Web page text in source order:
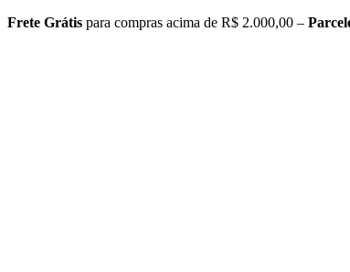
Skip
Frete Grátis para compras acima de R$ 2.000,00 –